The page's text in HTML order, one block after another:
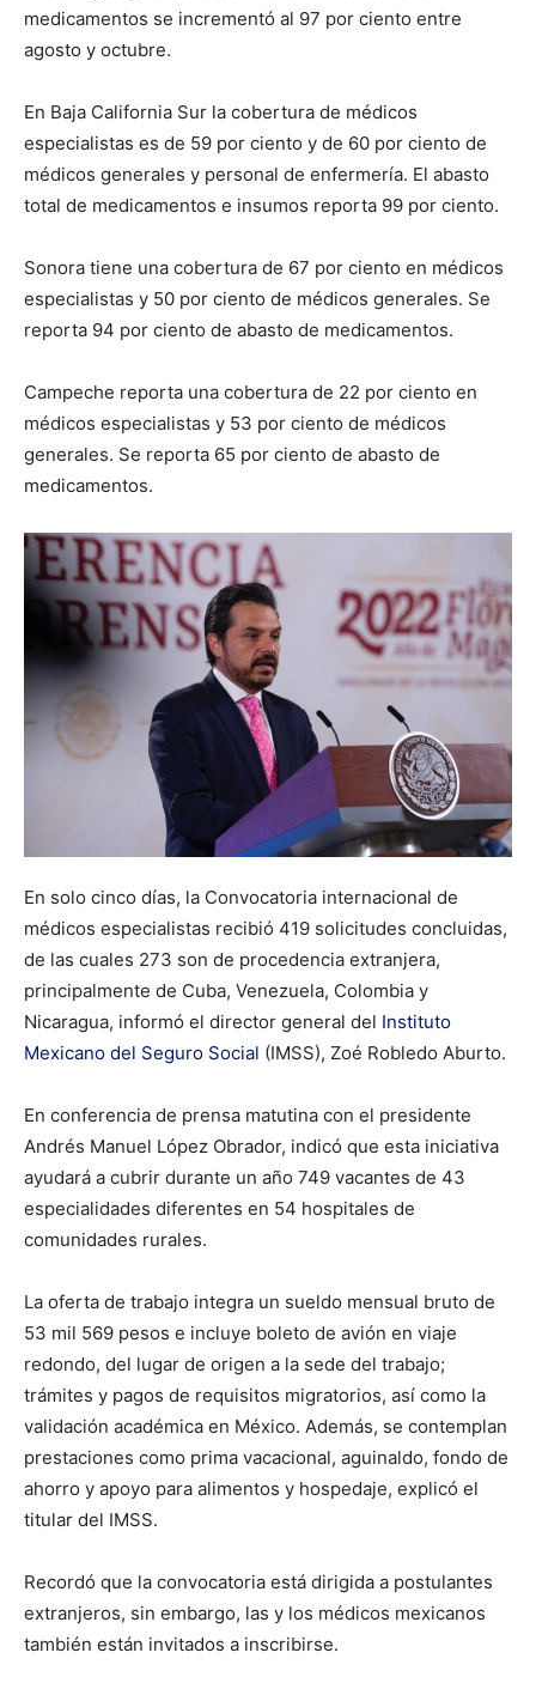
medicamentos se incrementó al 97 por ciento entre
agosto y octubre.
En Baja California Sur la cobertura de médicos
especialistas es de 59 por ciento y de 60 por ciento de
médicos generales y personal de enfermería. El abasto
total de medicamentos e insumos reporta 99 por ciento.
Sonora tiene una cobertura de 67 por ciento en médicos
especialistas y 50 por ciento de médicos generales. Se
reporta 94 por ciento de abasto de medicamentos.
Campeche reporta una cobertura de 22 por ciento en
médicos especialistas y 53 por ciento de médicos
generales. Se reporta 65 por ciento de abasto de
medicamentos.
En solo cinco días, la Convocatoria internacional de
médicos especialistas recibió 419 solicitudes concluidas,
de las cuales 273 son de procedencia extranjera,
principalmente de Cuba, Venezuela, Colombia y
Nicaragua, informó el director general del Instituto
Mexicano del Seguro Social (IMSS), Zoé Robledo Aburto.
En conferencia de prensa matutina con el presidente
Andrés Manuel López Obrador, indicó que esta iniciativa
ayudará a cubrir durante un año 749 vacantes de 43
especialidades diferentes en 54 hospitales de
comunidades rurales.
La oferta de trabajo integra un sueldo mensual bruto de
53 mil 569 pesos e incluye boleto de avión en viaje
redondo, del lugar de origen a la sede del trabajo;
trámites y pagos de requisitos migratorios, así como la
validación académica en México. Además, se contemplan
prestaciones como prima vacacional, aguinaldo, fondo de
ahorro y apoyo para alimentos y hospedaje, explicó el
titular del IMSS.
Recordó que la convocatoria está dirigida a postulantes
extranjeros, sin embargo, las y los médicos mexicanos
también están invitados a inscribirse.